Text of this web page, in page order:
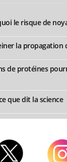
le risque de
la propagation
de protéines
que dit la science